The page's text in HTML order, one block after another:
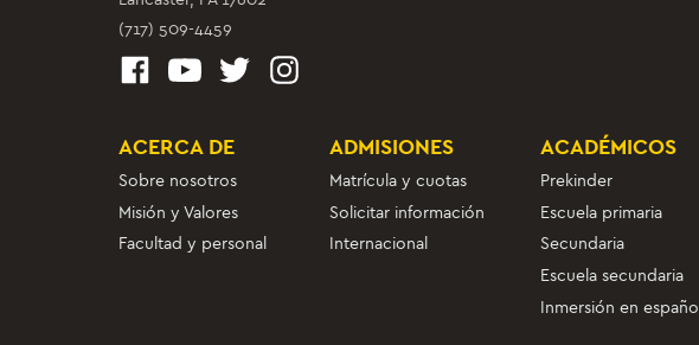
(717) 509-4459
ACERCA DE
Sobre nosotros
Misión y Valores
Facultad y personal
ADMISIONES
Matrícula y cuotas
Solicitar información
Internacional
ACADÉMICOS
Prekinder
Escuela primaria
Secundaria
Escuela secundaria
Inmersión en español